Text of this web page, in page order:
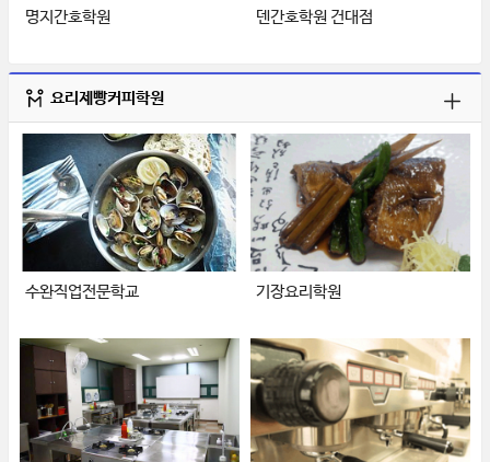
명지간호학원 덴간호학원 건대점
요리제빵커피학원
수완직업전문학교 기장요리학원